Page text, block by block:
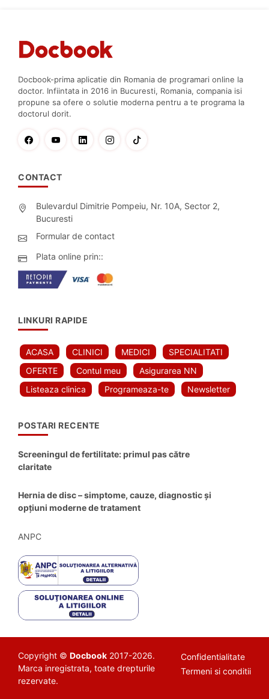
Docbook-prima aplicatie din Romania de programari online la
doctor. Infiintata in 2016 in Bucuresti, Romania, compania isi
propune sa ofere o solutie moderna pentru a te programa la
doctorul dorit.
CONTACT
Bulevardul Dimitrie Pompeiu, Nr. 10A, Sector 2,
Bucuresti
Formular de contact
Plata online prin::
LINKURI RAPIDE
ACASA CLINICI MEDICI
SPECIALITATI
OFERTE
Contul meu
Asigurarea NN
Listeaza clinica
Programeaza-te Newsletter
POSTARI RECENTE
Screeningul de fertilitate: primul pas către
claritate
Hernia de disc – simptome, cauze, diagnostic și
opțiuni moderne de tratament
ANPC
Copyright © Docbook 2017-2026.
Marca inregistrata, toate drepturile
rezervate.
Confidentialitate
Termeni si conditii